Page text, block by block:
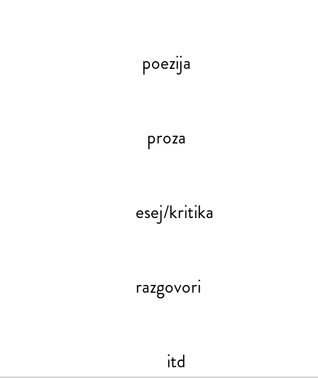
poezija
proza
esej/kritika
razgovori
itd